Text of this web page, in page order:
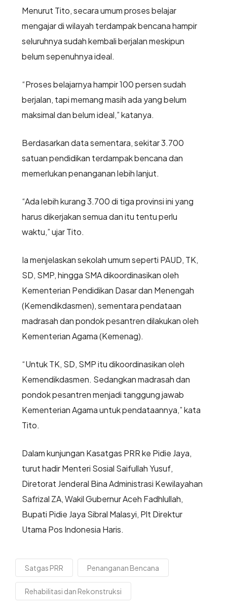
Menurut Tito, secara umum proses belajar
mengajar di wilayah terdampak bencana hampir
seluruhnya sudah kembali berjalan meskipun
belum sepenuhnya ideal.
“Proses belajarnya hampir 100 persen sudah
berjalan, tapi memang masih ada yang belum
maksimal dan belum ideal,” katanya.
Berdasarkan data sementara, sekitar 3.700
satuan pendidikan terdampak bencana dan
memerlukan penanganan lebih lanjut.
“Ada lebih kurang 3.700 di tiga provinsi ini yang
harus dikerjakan semua dan itu tentu perlu
waktu,” ujar Tito.
Ia menjelaskan sekolah umum seperti PAUD, TK,
SD, SMP, hingga SMA dikoordinasikan oleh
Kementerian Pendidikan Dasar dan Menengah
(Kemendikdasmen), sementara pendataan
madrasah dan pondok pesantren dilakukan oleh
Kementerian Agama (Kemenag).
“Untuk TK, SD, SMP itu dikoordinasikan oleh
Kemendikdasmen. Sedangkan madrasah dan
pondok pesantren menjadi tanggung jawab
Kementerian Agama untuk pendataannya,” kata
Tito.
Dalam kunjungan Kasatgas PRR ke Pidie Jaya,
turut hadir Menteri Sosial Saifullah Yusuf,
Diretorat Jenderal Bina Administrasi Kewilayahan
Safrizal ZA, Wakil Gubernur Aceh Fadhlullah,
Bupati Pidie Jaya Sibral Malasyi, Plt Direktur
Utama Pos Indonesia Haris.
Satgas PRR Penanganan Bencana
Rehabilitasi dan Rekonstruksi